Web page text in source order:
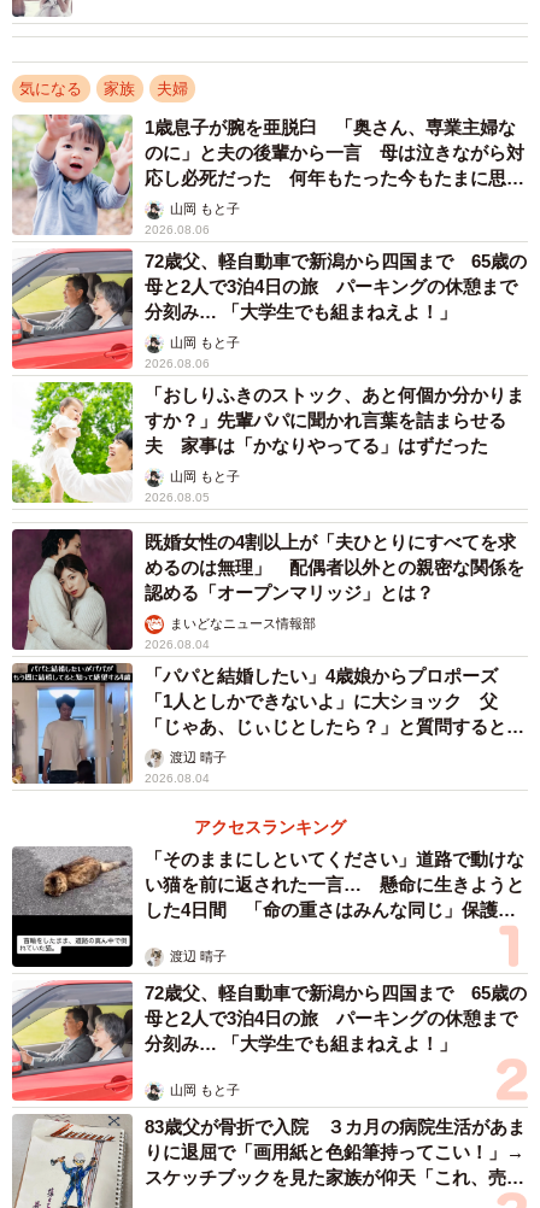
気になる 家族 夫婦
1歳息子が腕を亜脱臼 「奥さん、専業主婦な
のに」と夫の後輩から一言 母は泣きながら対
応し必死だった 何年もたった今もたまに思い
出し…山岡 もと子
2026.08.06
72歳父、軽自動車で新潟から四国まで 65歳の
母と2人で3泊4日の旅 パーキングの休憩まで
分刻み… 「大学生でも組まねえよ！」
山岡 もと子
2026.08.06
「おしりふきのストック、あと何個か分かりま
すか？」先輩パパに聞かれ言葉を詰まらせる
夫 家事は「かなりやってる」はずだった
山岡 もと子
2026.08.05
既婚女性の4割以上が「夫ひとりにすべてを求
めるのは無理」 配偶者以外との親密な関係を
認める「オープンマリッジ」とは？
まいどなニュース情報部
2026.08.04
「パパと結婚したい」4歳娘からプロポーズ
「1人としかできないよ」に大ショック 父
「じゃあ、じぃじとしたら？」と質問すると…
渡辺 晴子
2026.08.04
アクセスランキング
「そのままにしといてください」道路で動けな
い猫を前に返された一言… 懸命に生きようと
した4日間 「命の重さはみんな同じ」保護団
渡辺 晴子
72歳父、軽自動車で新潟から四国まで 65歳の
母と2人で3泊4日の旅 パーキングの休憩まで
分刻み… 「大学生でも組まねえよ！」
山岡 もと子
83歳父が骨折で入院 ３カ月の病院生活があま
りに退屈で「画用紙と色鉛筆持ってこい！」→
スケッチブックを見た家族が仰天「これ、売れ